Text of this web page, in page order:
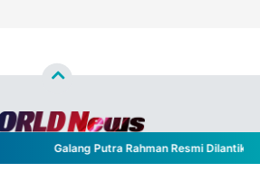
Galang Putra Rahman Resmi Dilantik
WORLD NEWS™- All Rights Reserved
Designed byNghustle